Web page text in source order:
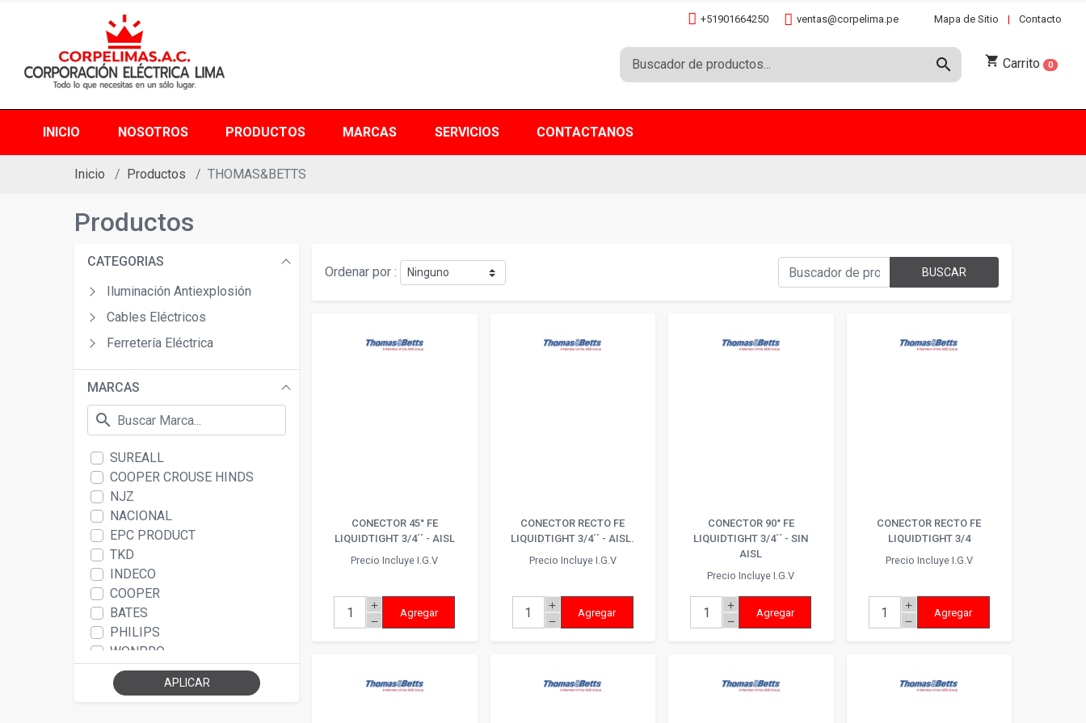
+51901664250 ventas@corpelima.pe Mapa de Sitio | Contacto
search shopping_cart Carrito 0
INICIO NOSOTROS PRODUCTOS MARCAS SERVICIOS CONTACTANOS
Inicio Productos THOMAS&BETTS
Productos
CATEGORIAS
Iluminación Antiexplosión
Cables Eléctricos
Ferretería Eléctrica
MARCAS
search
SUREALL
COOPER CROUSE HINDS
NJZ
NACIONAL
EPC PRODUCT
TKD
INDECO
COOPER
BATES
PHILIPS
WONPRO
BEISIT
YASHIPS
APLICAR
Ordenar por : BUSCAR
CONECTOR 45° FE
LIQUIDTIGHT 3/4´´ - AISL
Precio Incluye I.G.V
add
remove
Agregar
CONECTOR RECTO FE
LIQUIDTIGHT 3/4´´ - AISL.
Precio Incluye I.G.V
add
remove
Agregar
CONECTOR 90° FE
LIQUIDTIGHT 3/4´´ - SIN
AISL
Precio Incluye I.G.V
add
remove
Agregar
CONECTOR RECTO FE
LIQUIDTIGHT 3/4
Precio Incluye I.G.V
add
remove
Agregar